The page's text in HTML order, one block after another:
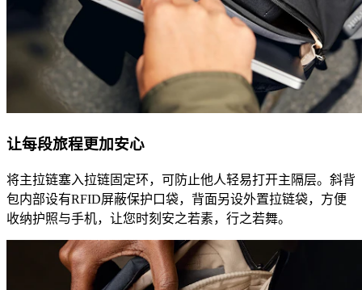
让每段旅程更加安心
将主拉链塞入拉链固定环，可防止他人轻易打开主隔层。斜背
包内部设有RFID屏蔽保护口袋，背面另设外置拉链袋，方便
收纳护照与手机，让您时刻安之若素，行之若舞。